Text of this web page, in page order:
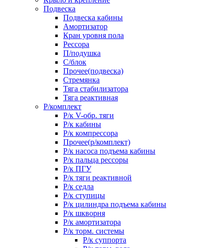
Подвеска
Подвеска кабины
Амортизатор
Кран уровня пола
Рессора
П/подушка
С/блок
Прочее(подвеска)
Стремянка
Тяга стабилизатора
Тяга реактивная
Р/комплект
Р/к V-обр. тяги
Р/к кабины
Р/к компрессора
Прочее(р/комплект)
Р/к насоса подъема кабины
Р/к пальца рессоры
Р/к ПГУ
Р/к тяги реактивной
Р/к седла
Р/к ступицы
Р/к цилиндра подъема кабины
Р/к шкворня
Р/к амортизатора
Р/к торм. системы
Р/к суппорта